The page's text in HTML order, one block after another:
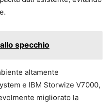
allo specchio
altamente
e IBM Storwize V7000,
migliorato la